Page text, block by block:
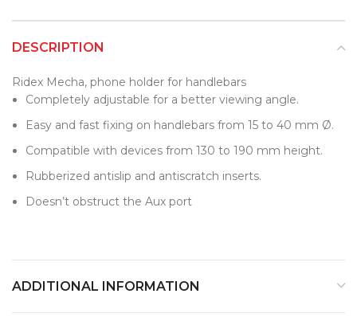
DESCRIPTION
Ridex Mecha, phone holder for handlebars
Completely adjustable for a better viewing angle.
Easy and fast fixing on handlebars from 15 to 40 mm Ø.
Compatible with devices from 130 to 190 mm height.
Rubberized antislip and antiscratch inserts.
Doesn’t obstruct the Aux port
ADDITIONAL INFORMATION